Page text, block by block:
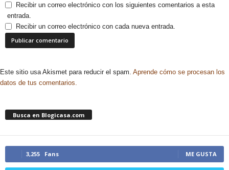
Recibir un correo electrónico con los siguientes comentarios a esta
entrada.
Recibir un correo electrónico con cada nueva entrada.
Este sitio usa Akismet para reducir el spam. Aprende cómo se procesan los
datos de tus comentarios.
Busca en Blogicasa.com
3,255 Fans ME GUSTA